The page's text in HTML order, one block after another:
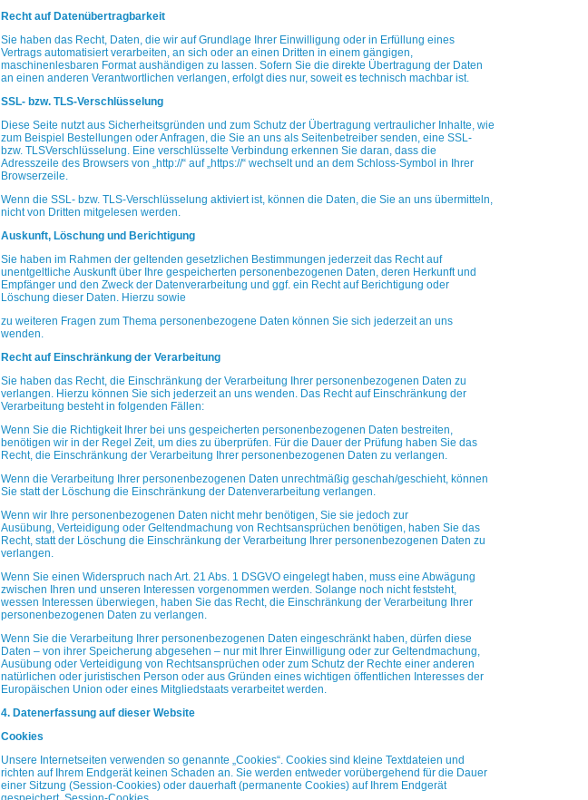
Recht auf Datenübertragbarkeit
Sie haben das Recht, Daten, die wir auf Grundlage Ihrer Einwilligung oder in Erfüllung eines
Vertrags automatisiert verarbeiten, an sich oder an einen Dritten in einem gängigen,
maschinenlesbaren Formataushändigen zu lassen. Sofern Sie die direkte Übertragung der Daten
an einen anderen Verantwortlichen verlangen, erfolgt dies nur, soweit es technisch machbar ist.
SSL- bzw. TLS-Verschlüsselung
Diese Seite nutzt aus Sicherheitsgründen und zum Schutz der Übertragung vertraulicher Inhalte, wie
zum Beispiel Bestellungen oder Anfragen, die Sie an uns als Seitenbetreiber senden, eine SSL-
bzw. TLSVerschlüsselung. Eine verschlüsselte Verbindung erkennen Sie daran, dass die
Adresszeile des Browsers von „http://“ auf „https://“ wechselt und an dem Schloss-Symbol in Ihrer
Browserzeile.
Wenn die SSL- bzw. TLS-Verschlüsselung aktiviert ist, können die Daten, die Sie an uns übermitteln,
nichtvon Dritten mitgelesen werden.
Auskunft, Löschung und Berichtigung
Sie haben im Rahmen der geltenden gesetzlichen Bestimmungen jederzeit das Recht auf
unentgeltliche Auskunft über Ihre gespeicherten personenbezogenen Daten, deren Herkunft und
Empfänger und den Zweck der Datenverarbeitung und ggf. ein Recht auf Berichtigung oder
Löschung dieser Daten. Hierzu sowie
zu weiteren Fragen zum Thema personenbezogene Daten können Sie sich jederzeit an uns
wenden.
Recht auf Einschränkung der Verarbeitung
Sie haben das Recht, die Einschränkung der Verarbeitung Ihrer personenbezogenen Daten zu
verlangen. Hierzu können Sie sich jederzeit an uns wenden. Das Recht auf Einschränkung der
Verarbeitung besteht in folgenden Fällen:
Wenn Sie die Richtigkeit Ihrer bei uns gespeicherten personenbezogenen Daten bestreiten,
benötigen wir in der Regel Zeit, um dies zu überprüfen. Für die Dauer der Prüfung haben Sie das
Recht, die Einschränkung der Verarbeitung Ihrer personenbezogenen Daten zu verlangen.
Wenn die Verarbeitung Ihrer personenbezogenen Daten unrechtmäßig geschah/geschieht, können
Sie statt der Löschung die Einschränkung der Datenverarbeitung verlangen.
Wenn wir Ihre personenbezogenen Daten nicht mehr benötigen, Sie sie jedoch zur
Ausübung, Verteidigung oder Geltendmachung von Rechtsansprüchen benötigen, haben Sie das
Recht, statt der Löschung die Einschränkung der Verarbeitung Ihrer personenbezogenen Daten zu
verlangen.
Wenn Sie einen Widerspruch nach Art. 21 Abs. 1 DSGVO eingelegt haben, muss eine Abwägung
zwischen
Ihren und unseren Interessen vorgenommen werden. Solange noch nicht feststeht,
wessen Interessen überwiegen, haben Sie das Recht, die Einschränkung der Verarbeitung Ihrer
personenbezogenen Daten zu verlangen.
Wenn Sie die Verarbeitung Ihrer personenbezogenen Daten eingeschränkt haben, dürfen diese
Daten – von ihrer Speicherung abgesehen – nur mit Ihrer Einwilligung oder zur Geltendmachung,
Ausübung oder Verteidigung von Rechtsansprüchen oder zum Schutz der Rechte einer anderen
natürlichen oder juristischen Person oder aus Gründen eines wichtigen öffentlichen Interesses der
Europäischen Union oder eines Mitgliedstaats verarbeitet werden.
4. Datenerfassung auf dieser Website
Cookies
Unsere Internetseiten verwenden so genannte „Cookies“. Cookies sind kleine Textdateien und
richten auf Ihrem Endgerät keinen Schaden an. Sie werden entweder vorübergehend für die Dauer
einer Sitzung (Session-Cookies) oder dauerhaft (permanente Cookies) auf Ihrem Endgerät